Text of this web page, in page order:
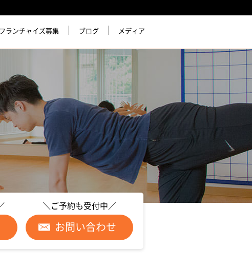
フランチャイズ募集 ブログ メディア
＼ご予約も受付中／
お問い合わせ